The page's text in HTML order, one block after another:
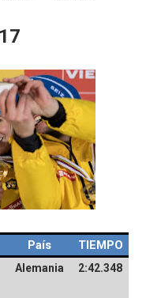
País TIEMPO
Alemania 2:42.348